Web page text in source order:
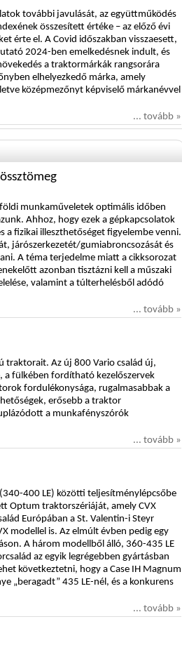
további javulását, az együttműködés
összesített értéke – az előző évi
érte el. A Covid időszakban visszaesett,
2024-ben emelkedésnek indult, és
a traktormárkák rangsorára
elhelyezkedő márka, amely
középmezőnyt képviselő márkanévvel
... tovább »
munkaműveletek optimális időben
Ahhoz, hogy ezek a gépkapcsolatok
a fizikai illeszthetőséget figyelembe venni.
járószerkezetét/gumiabroncsozását és
A téma terjedelme miatt a cikksorozat
azonban tisztázni kell a műszaki
valamint a túlterhelésből adódó
... tovább »
traktorait. Az új 800 Vario család új,
a fülkében fordítható kezelőszervek
fordulékonysága, rugalmasabbak a
erősebb a traktor
a munkafényszórók
... tovább »
400 LE) közötti teljesítménylépcsőbe
Optum traktorszériáját, amely CVX
Európában a St. Valentin-i Steyr
modellel is. Az elmúlt évben pedig egy
A három modellből álló, 360-435 LE
az egyik legrégebben gyártásban
következtetni, hogy a Case IH Magnum
„beragadt” 435 LE-nél, és a konkurens
... tovább »